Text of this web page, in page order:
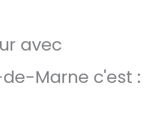
avec
Marne c'est :